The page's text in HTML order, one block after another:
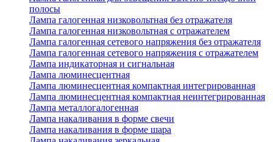
полосы
Лампа галогенная низковольтная без отражателя
Лампа галогенная низковольтная с отражателем
Лампа галогенная сетевого напряжения без отражателя
Лампа галогенная сетевого напряжения с отражателем
Лампа индикаторная и сигнальная
Лампа люминесцентная
Лампа люминесцентная компактная интегрированная
Лампа люминесцентная компактная неинтегрированная
Лампа металлогалогенная
Лампа накаливания в форме свечи
Лампа накаливания в форме шара